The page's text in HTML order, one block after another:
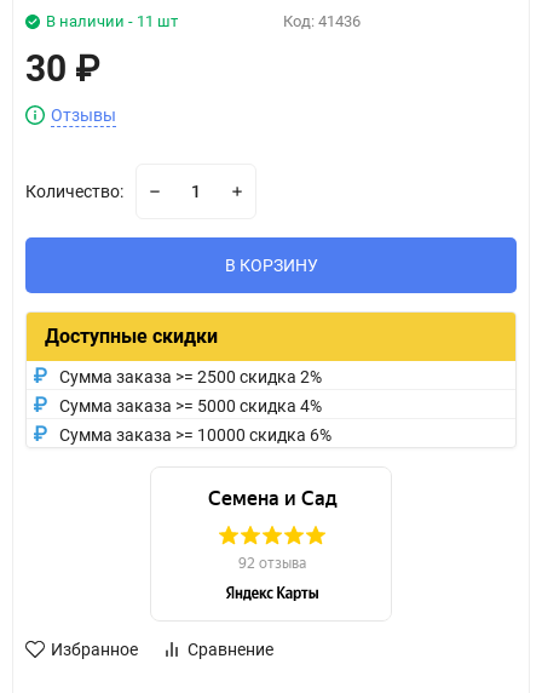
В наличии - 11 шт Код: 41436
30 ₽
Отзывы
Количество:
В КОРЗИНУ
Доступные скидки
Сумма заказа >= 2500 скидка 2%
Сумма заказа >= 5000 скидка 4%
Сумма заказа >= 10000 скидка 6%
Избранное Сравнение